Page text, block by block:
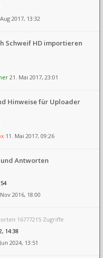
2017, 13:32
Schweif HD importieren
21. Mai 2017, 23:01
Hinweise für Uploader
11. Mai 2017, 09:26
Antworten
2016, 18:00
16777215 Zugriffe
14:38
2024, 13:51